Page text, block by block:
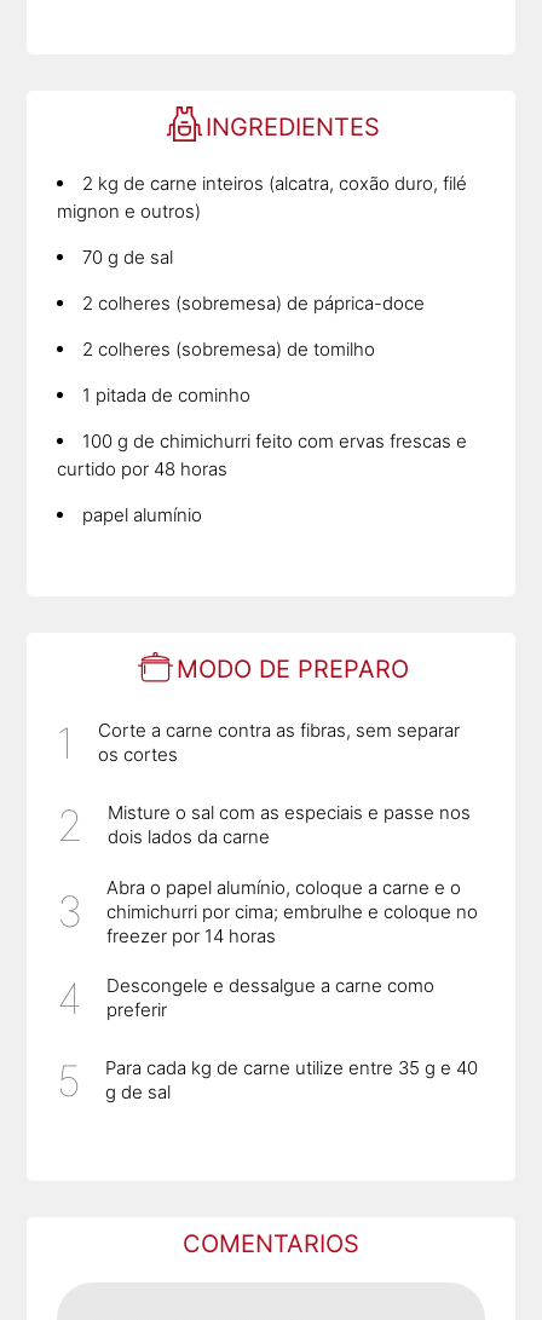
INGREDIENTES
2 kg de carne inteiros (alcatra, coxão duro, filé
mignon e outros)
70 g de sal
2 colheres (sobremesa) de páprica-doce
2 colheres (sobremesa) de tomilho
1 pitada de cominho
100 g de chimichurri feito com ervas frescas e
curtido por 48 horas
papel alumínio
MODO DE PREPARO
Corte a carne contra as fibras, sem separar
os cortes
Misture o sal com as especiais e passe nos
dois lados da carne
Abra o papel alumínio, coloque a carne e o
chimichurri por cima; embrulhe e coloque no
freezer por 14 horas
Descongele e dessalgue a carne como
preferir
Para cada kg de carne utilize entre 35 g e 40
g de sal
COMENTARIOS